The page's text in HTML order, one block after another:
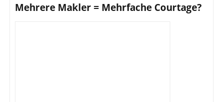
Mehrere Makler = Mehrfache Courtage?